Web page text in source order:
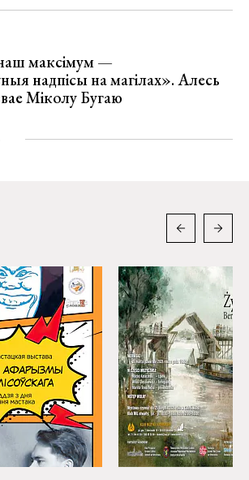
максімум —
надпісы на магілах». Алесь
Міколу Бугаю